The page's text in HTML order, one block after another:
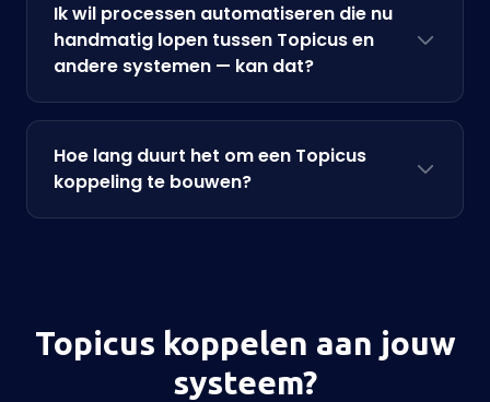
Ik wil processen automatiseren die nu
handmatig lopen tussen Topicus en
andere systemen — kan dat?
Hoe lang duurt het om een Topicus
koppeling te bouwen?
Topicus koppelen aan jouw
systeem?